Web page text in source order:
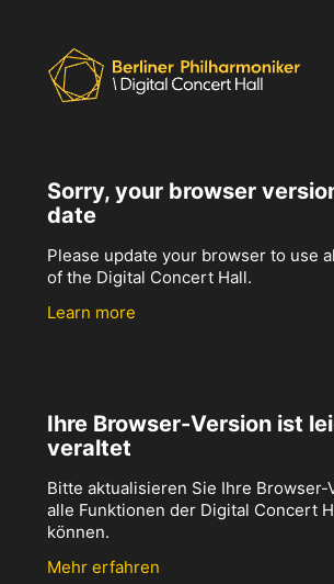
Sorry, your browser
date
Please update your browser to use
of the Digital Concert Hall.
Learn more
Ihre Browser-Version ist
veraltet
Bitte aktualisieren Sie Ihre Browser-
alle Funktionen der Digital Concert
können.
Mehr erfahren